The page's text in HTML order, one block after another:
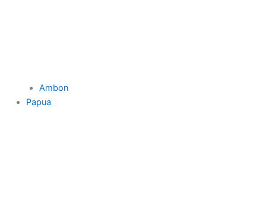
Ambon
Papua